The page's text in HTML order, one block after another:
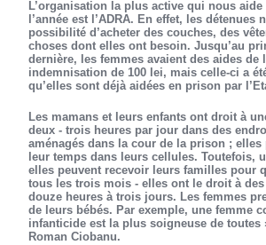
L’organisation la plus active qui nous
l’année est l’ADRA. En effet, les détenues
possibilité d’acheter des couches, des
choses dont elles ont besoin. Jusqu’au
dernière, les femmes avaient des aides de
indemnisation de 100 lei, mais celle-ci a
qu’elles sont déjà aidées en prison par
Les mamans et leurs enfants ont droit à
deux - trois heures par jour dans des
aménagés dans la cour de la prison ; elles
leur temps dans leurs cellules. Toutefois,
elles peuvent recevoir leurs familles pour
tous les trois mois - elles ont le droit à des
douze heures à trois jours. Les femmes
de leurs bébés. Par exemple, une femme
infanticide est la plus soigneuse de toutes
Roman Ciobanu.